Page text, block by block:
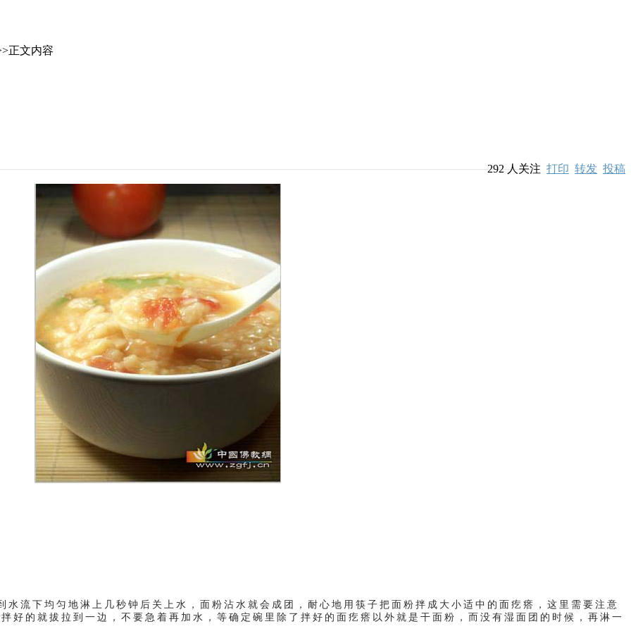
正文内容
292人关注 打印 转发 投稿
下均匀地淋上几秒钟后关上水，面粉沾水就会成团，耐心地用筷子把面粉拌成大小适中的面疙瘩，这里需要注意
好的就拔拉到一边，不要急着再加水，等确定碗里除了拌好的面疙瘩以外就是干面粉，而没有湿面团的时候，再淋一